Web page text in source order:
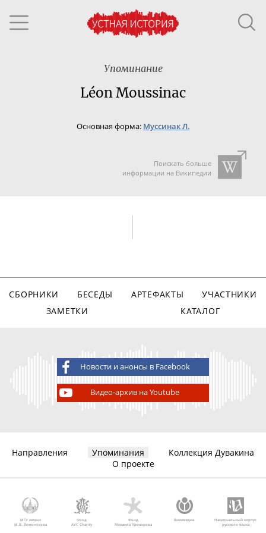
Упоминание
Léon Moussinac
Основная форма: Муссинак Л.
Поискать больше
информации на Википедии
СБОРНИКИ БЕСЕДЫ АРТЕФАКТЫ
УЧАСТНИКИ
ЗАМЕТКИ
КАТАЛОГ
Новости и анонсы в Facebook
Видео-архив на Youtube
Направления Упоминания
Коллекция Дувакина
О проекте
МГУ имени
М.В. Ломоносова
Фонд
AVC Charity
Фонд
Михаила Прохорова
Викимедиа
Национальный корпус
русского языка